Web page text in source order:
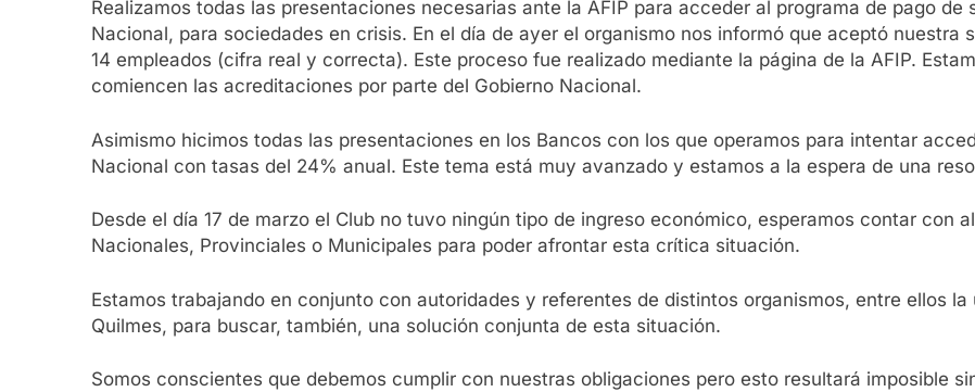
Realizamos todas las presentaciones necesarias ante la AFIP para acceder al programa de pago
Nacional, para sociedades en crisis. En el día de ayer el organismo nos informó que aceptó nuestra
14 empleados (cifra real y correcta). Este proceso fue realizado mediante la página de la AFIP.
comiencen las acreditaciones por parte del Gobierno Nacional.
Asimismo hicimos todas las presentaciones en los Bancos con los que operamos para intentar
Nacional con tasas del 24% anual. Este tema está muy avanzado y estamos a la espera de una
Desde el día 17 de marzo el Club no tuvo ningún tipo de ingreso económico, esperamos contar con
Nacionales, Provinciales o Municipales para poder afrontar esta crítica situación.
Estamos trabajando en conjunto con autoridades y referentes de distintos organismos, entre ellos
Quilmes, para buscar, también, una solución conjunta de esta situación.
Somos conscientes que debemos cumplir con nuestras obligaciones pero esto resultará imposible